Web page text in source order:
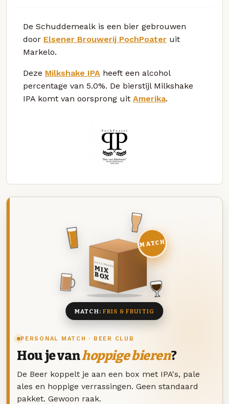
De Schuddemealk is een bier gebrouwen
door Elsener Brouwerij PochPoater uit
Markelo.
Deze Milkshake IPA heeft een alcohol
percentage van 5.0%. De bierstijl Milkshake
IPA komt van oorsprong uit Amerika.
PERSONAL MATCH · BEER CLUB
Hou je vanhoppige bieren?
De Beer koppelt je aan een box met IPA's, pale
ales en hoppige verrassingen. Geen standaard
pakket. Gewoon raak.
DEZE MAAND
MIX
BOX
8 BIEREN
MATCH
MATCH: FRIS & FRUITIG